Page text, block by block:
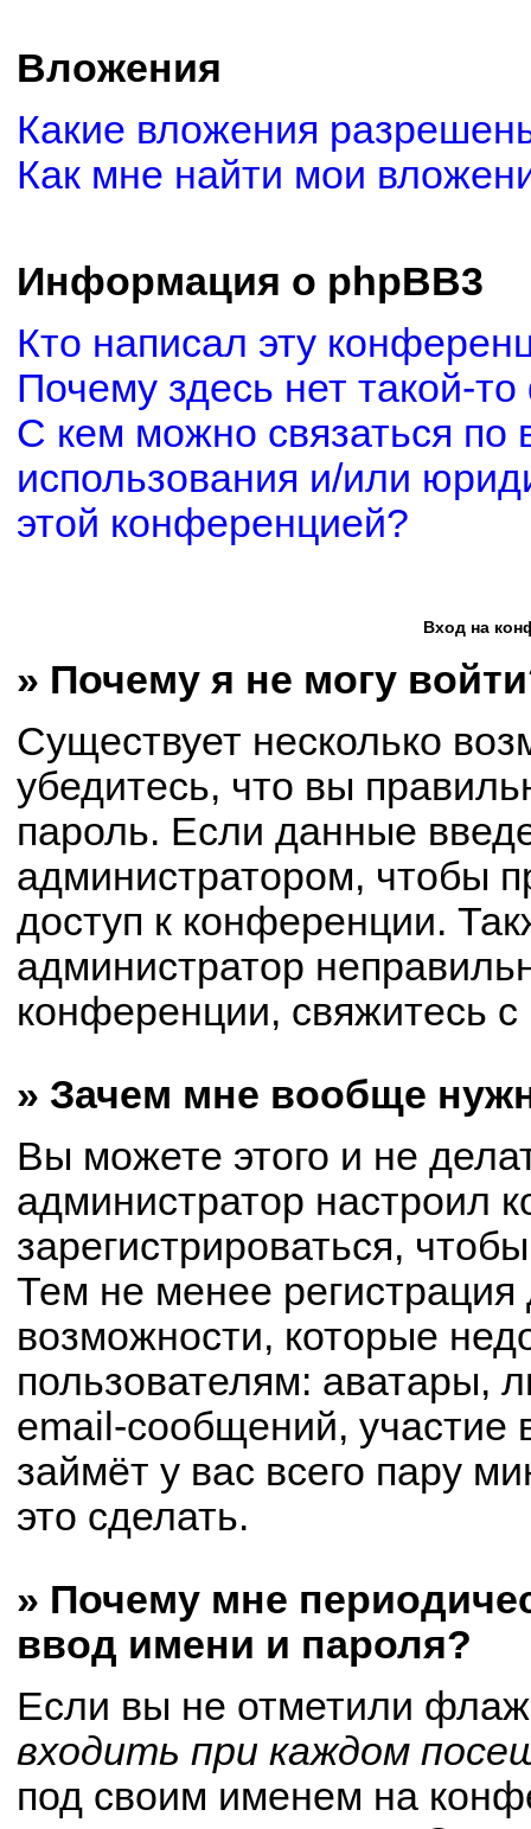
Вложения
Какие вложения
Как мне найти мои
Информация о phpBB3
Кто написал эту
Почему здесь нет такой-
С кем можно связаться по
использования и/или
этой конференцией?
Вход на
» Почему я не могу
Существует несколько
убедитесь, что вы
пароль. Если данные
администратором, чтобы
доступ к конференции.
администратор
конференции, свяжитесь
» Зачем мне вообще
Вы можете этого и не
администратор настроил
зарегистрироваться,
Тем не менее
возможности, которые
пользователям: аватары,
email-сообщений, участие
займёт у вас всего пару
это сделать.
» Почему мне
ввод имени и пароля?
Если вы не отметили
входить при каждом
под своим именем на